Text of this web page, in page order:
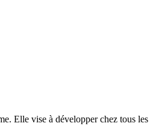
Elle vise à développer chez tous les